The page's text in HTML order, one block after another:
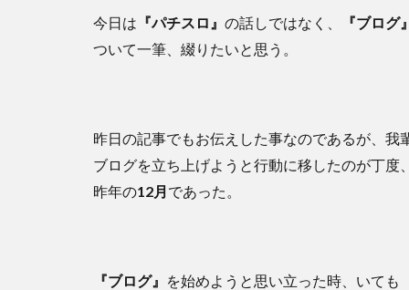
今日は 『パチスロ』 の話しではなく、
『ブログ
ついて一筆、綴りたいと思う。
昨日の記事でもお伝えした事なのであるが、我
ブログを立ち上げようと行動に移したのが丁度
昨年の12月 であった。
『ブログ』 を始めようと思い立った時、いても